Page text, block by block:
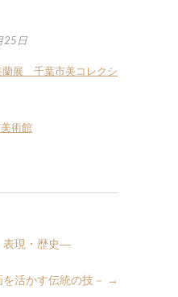
25日
蘭展 千葉市美コレクシ
術館
表現・歴史―
活かす伝統の技－ →